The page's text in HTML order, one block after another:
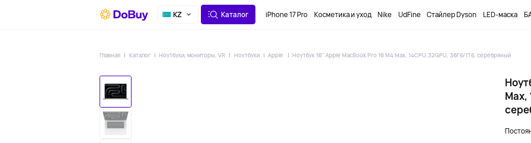
KZ Каталог iPhone 17 Pro Косметика и уход Nike UdFine Стайлер Dyson LED-маска
Главная Каталог Ноутбуки, мониторы, VR Ноутбуки Apple Ноутбук 16" Apple MacBook Pro 16 M4 Max, 14CPU,32GPU, 36Гб/1Тб, серебряный
Max,